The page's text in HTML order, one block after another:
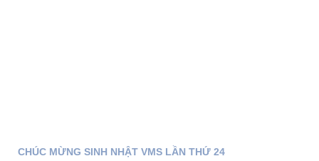
CHÚC MỪNG SINH NHẬT VMS LẦN THỨ 24